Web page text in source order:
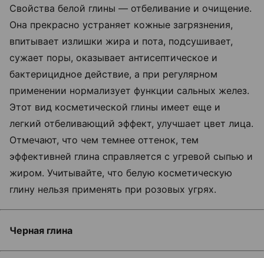
Свойства белой глины — отбеливание и очищение.
Она прекрасно устраняет кожные загрязнения,
впитывает излишки жира и пота, подсушивает,
сужает поры, оказывает антисептическое и
бактерицидное действие, а при регулярном
применении нормализует функции сальных желез.
Этот вид косметической глины имеет еще и
легкий отбеливающий эффект, улучшает цвет лица.
Отмечают, что чем темнее оттенок, тем
эффективней глина справляется с угревой сыпью и
жиром. Учитывайте, что белую косметическую
глину нельзя применять при розовых угрях.
Черная глина